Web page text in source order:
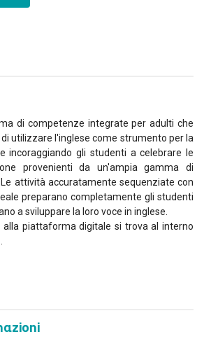
di competenze integrate per adulti che
utilizzare l'inglese come strumento per la
incoraggiando gli studenti a celebrare le
provenienti da un'ampia gamma di
attività accuratamente sequenziate con
preparano completamente gli studenti
a sviluppare la loro voce in inglese.
alla piattaforma digitale si trova al interno